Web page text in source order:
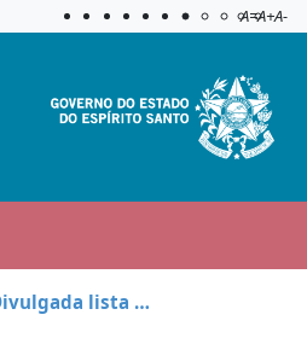
Aplicar
A=A+A-
Divulgada lista com a progressão de quase 500 policiais civis